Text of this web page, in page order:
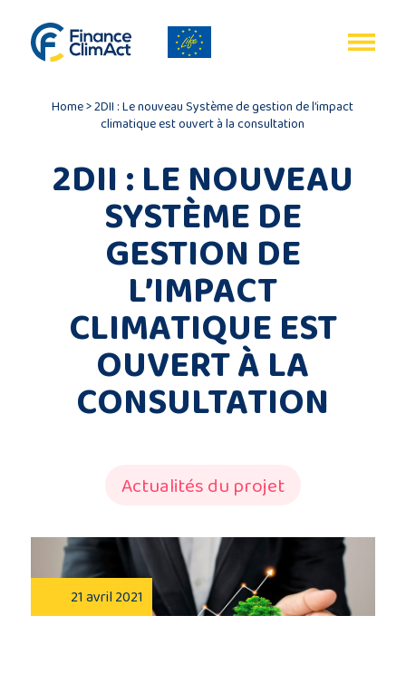
FR
programme
Membres
consortium
Home>2DII : Le nouveau Système de gestion de l’impact
climatique est ouvert à la consultation
2DII : LE NOUVEAU
SYSTÈME DE
GESTION DE
L’IMPACT
CLIMATIQUE EST
OUVERT À LA
CONSULTATION
Actualités du projet
21 avril 2021